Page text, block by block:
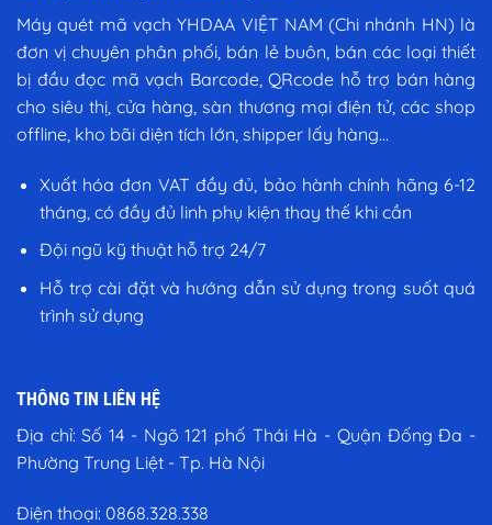
Máy quét mã vạch YHDAA VIỆT NAM (Chi nhánh HN) là
đơn vị chuyên phân phối, bán lẻ buôn, bán các loại thiết
bị đầu đọc mã vạch Barcode, QRcode hỗ trợ bán hàng
cho siêu thị, cửa hàng, sàn thương mại điện tử, các shop
offline, kho bãi diện tích lớn, shipper lấy hàng...
Xuất hóa đơn VAT đầy đủ, bảo hành chính hãng 6-12
tháng, có đầy đủ linh phụ kiện thay thế khi cần
Đội ngũ kỹ thuật hỗ trợ 24/7
Hỗ trợ cài đặt và hướng dẫn sử dụng trong suốt quá
trình sử dụng
THÔNG TIN LIÊN HỆ
Địa chỉ: Số 14 - Ngõ 121 phố Thái Hà - Quận Đống Đa -
Phường Trung Liệt - Tp. Hà Nội
Điện thoại: 0868.328.338